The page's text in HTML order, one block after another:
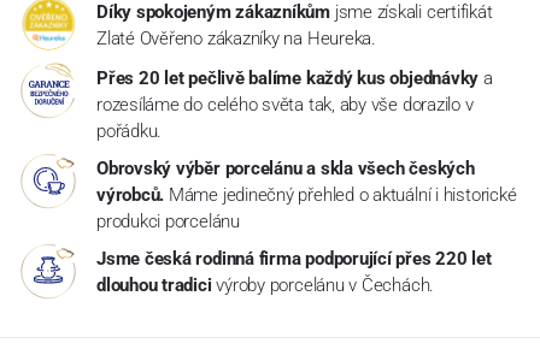
Díky spokojeným zákazníkům jsme získali certifikát
Zlaté Ověřeno zákazníky na Heureka.
Přes 20 let pečlivě balíme každý kus objednávky a
rozesíláme do celého světa tak, aby vše dorazilo v
pořádku.
Obrovský výběr porcelánu a skla všech českých
výrobců. Máme jedinečný přehled o aktuální i historické
produkci porcelánu
Jsme česká rodinná firma podporující přes 220 let
dlouhou tradici výroby porcelánu v Čechách.